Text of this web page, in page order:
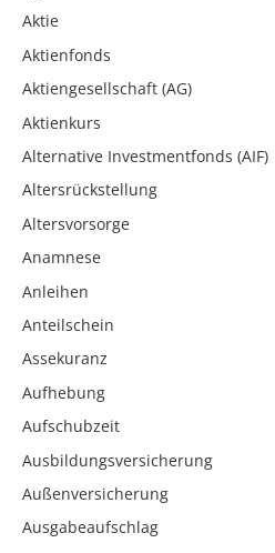
Aktie
Aktienfonds
Aktiengesellschaft (AG)
Aktienkurs
Alternative Investmentfonds (AIF)
Altersrückstellung
Altersvorsorge
Anamnese
Anleihen
Anteilschein
Assekuranz
Aufhebung
Aufschubzeit
Ausbildungsversicherung
Außenversicherung
Ausgabeaufschlag